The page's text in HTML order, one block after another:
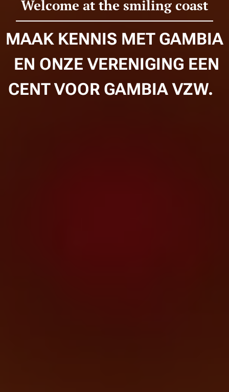
Welcome at the smiling coast
MAAK KENNIS MET GAMBIA
EN ONZE VERENIGING EEN
CENT VOOR GAMBIA VZW.